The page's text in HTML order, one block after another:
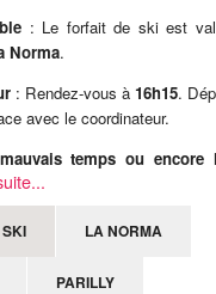
: Le forfait de ski est
Norma.
: Rendez-vous à 16h15.
avec le coordinateur.
temps ou encore
des motifs d'annulation
LA NORMA
PARILLY